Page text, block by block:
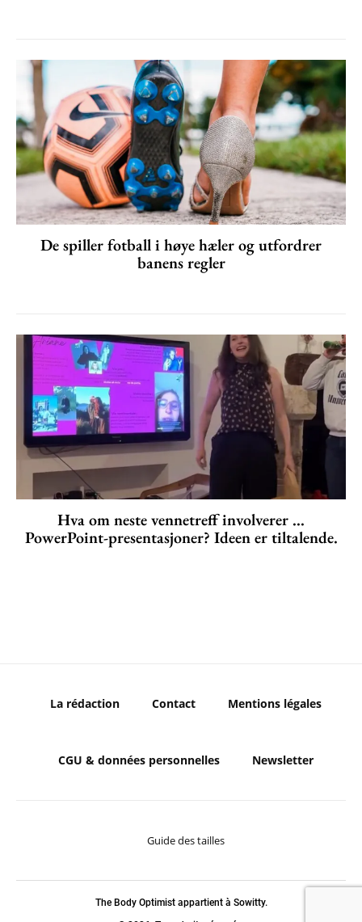
De spiller fotball i høye hæler og utfordrer
banens regler
Hva om neste vennetreff involverer ...
PowerPoint-presentasjoner? Ideen er tiltalende.
La rédaction Contact Mentions légales
CGU & données personnelles Newsletter
Guide des tailles
The Body Optimist appartient à Sowitty.